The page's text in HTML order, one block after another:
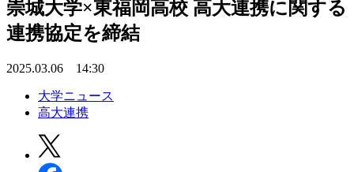
崇城大学×東福岡高校 高大連携に関する
連携協定を締結
2025.03.06 14:30
大学ニュース
高大連携